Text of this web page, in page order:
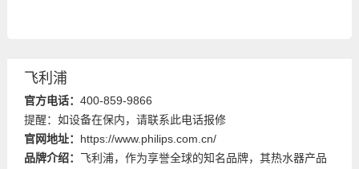
飞利浦
官方电话： 400-859-9866
提醒：如设备在保内，请联系此电话报修
官网地址： https://www.philips.com.cn/
品牌介绍： 飞利浦，作为享誉全球的知名品牌，其热水器产品